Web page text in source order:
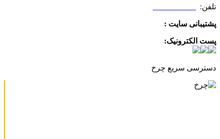
تلفن:
پشتیبانی سایت :
پست الکترونیک:
دسترسی سریع چرخ